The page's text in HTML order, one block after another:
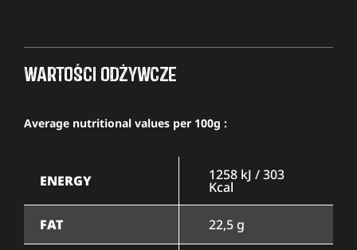
WARTOŚCI ODŻYWCZE
Average nutritional values per 100g :
ENERGY 1258 kJ / 303
Kcal
FAT 22,5 g